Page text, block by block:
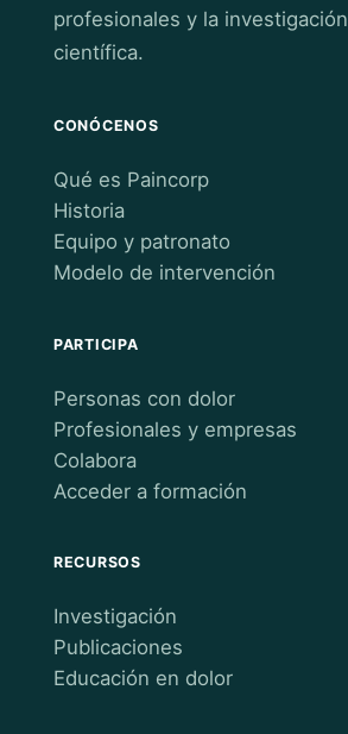
profesionales y la investigación
científica.
CONÓCENOS
Qué es Paincorp
Historia
Equipo y patronato
Modelo de intervención
PARTICIPA
Personas con dolor
Profesionales y empresas
Colabora
Acceder a formación
RECURSOS
Investigación
Publicaciones
Educación en dolor